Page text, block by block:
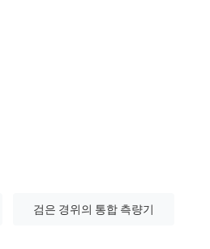
검은 경위의 통합 측량기